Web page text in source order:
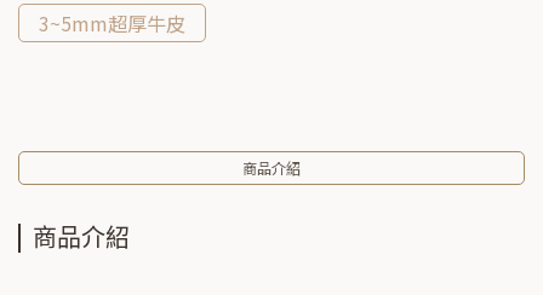
3~5mm超厚牛皮
商品介紹
商品介紹